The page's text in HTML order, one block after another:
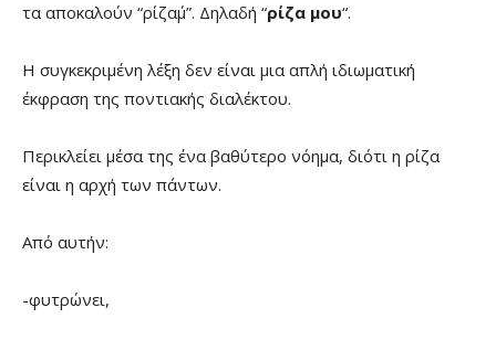
τα αποκαλούν “ρίζα΄μ”. Δηλαδή “ρίζα μου“.
Η συγκεκριμένη λέξη δεν είναι μια απλή ιδιωματική
έκφραση της ποντιακής διαλέκτου.
Περικλείει μέσα της ένα βαθύτερο νόημα, διότι η ρίζα
είναι η αρχή των πάντων.
Από αυτήν:
-φυτρώνει,